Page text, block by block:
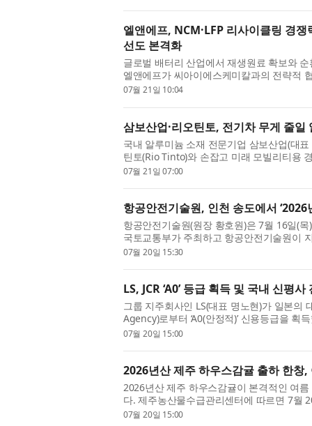
엘앤에프, NCM·LFP 리사이클링 경
선도 본격화
글로벌 배터리 산업에서 재생원료 확보와
엘앤에프가 씨아이에스케미칼과의 전략적
인산철) 배터리 리사이클링 사업을 ...
07월 21일 10:04
삼보산업·리오틴토, 전기차 무게 줄일
국내 알루미늄 소재 전문기업 삼보산업(대
틴토(Rio Tinto)와 손잡고 미래 모빌리티용
업무협약(MOU) 및 공동개발협약(JD...
07월 21일 07:00
항공안전기술원, 인천 송도에서
항공안전기술원(원장 황호원)은 7월 16일(
국토교통부가 주최하고 항공안전기술원이
스’를 성공적으로 마쳤다고 밝혔다. ...
07월 20일 15:30
LS, JCR ‘A0’ 등급 획득 및 국내 신평
그룹 지주회사인 LS(대표 명노현)가 일본의
Agency)로부터 ‘A0(안정적)’ 신용등급을 획
에서 안정적인 신용도를 공인받은 것...
07월 20일 15:00
2026년산 제주 하우스감귤 출하 한창
2026년산 제주 하우스감귤이 본격적인 여
다. 제주농산물수급관리센터에 따르면 7월
로, 전년 같은 기간 4110.9톤과 비슷...
07월 20일 15:00